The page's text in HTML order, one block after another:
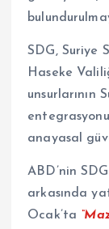
SDG, Suriye
Haseke
unsurlarının
anayasal
ABD’nin
arkasında
Ocak’ta